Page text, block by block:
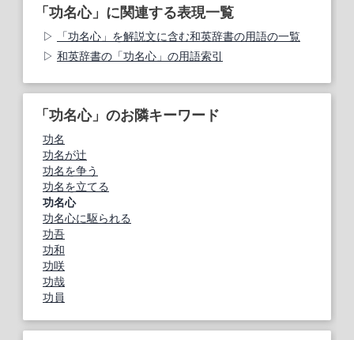
「功名心」に関連する表現一覧
「功名心」を解説文に含む和英辞書の用語の一覧
和英辞書の「功名心」の用語索引
「功名心」のお隣キーワード
功名
功名が辻
功名を争う
功名を立てる
功名心
功名心に駆られる
功吾
功和
功咲
功哉
功員